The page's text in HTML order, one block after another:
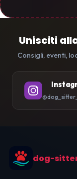
Unisciti
Consigli, eventi,
dog-